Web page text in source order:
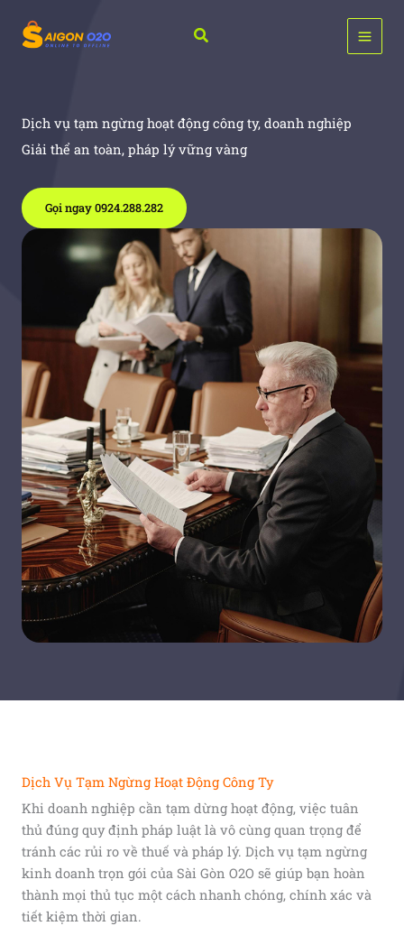
Tìm
Dịch vụ tạm ngừng hoạt động công ty, doanh nghiệp
Giải thể an toàn, pháp lý vững vàng
Gọi ngay 0924.288.282
Dịch Vụ Tạm Ngừng Hoạt Động Công Ty
Khi doanh nghiệp cần tạm dừng hoạt động, việc tuân
thủ đúng quy định pháp luật là vô cùng quan trọng để
tránh các rủi ro về thuế và pháp lý. Dịch vụ tạm ngừng
kinh doanh trọn gói của Sài Gòn O2O sẽ giúp bạn hoàn
thành mọi thủ tục một cách nhanh chóng, chính xác và
tiết kiệm thời gian.